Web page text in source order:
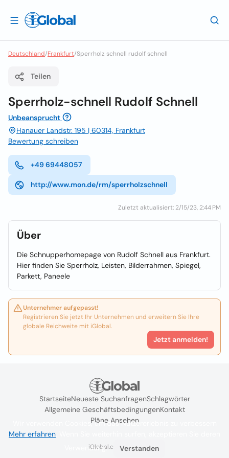
Deutschland/Frankfurt/Sperrholz schnell rudolf schnell
Teilen
Sperrholz-schnell Rudolf Schnell
Unbeansprucht
Hanauer Landstr. 195 | 60314, Frankfurt
Bewertung schreiben
+49 69448057
http://www.mon.de/rm/sperrholzschnell
Zuletzt aktualisiert: 2/15/23, 2:44 PM
Über
Die Schnupperhomepage von Rudolf Schnell aus Frankfurt.
Hier finden Sie Sperrholz, Leisten, Bilderrahmen, Spiegel,
Parkett, Paneele
Unternehmer aufgepasst!
Registrieren Sie jetzt Ihr Unternehmen und erweitern Sie Ihre
globale Reichweite mit iGlobal.
Jetzt anmelden!
StartseiteNeueste SuchanfragenSchlagwörter
Allgemeine GeschäftsbedingungenKontakt
Pläne Ansehen
iGlobal.co @ 2024
Wir verwenden Cookies, um das Nutzererlebnis zu verbessern
Mehr erfahren
Verwendung.
Verstanden